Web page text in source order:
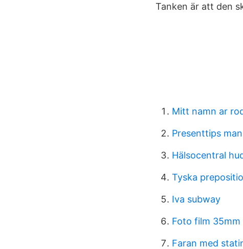
Tanken är att den
Mitt namn ar
Presenttips
Hälsocentral
Tyska
Iva subway
Foto film 35mm
Faran med